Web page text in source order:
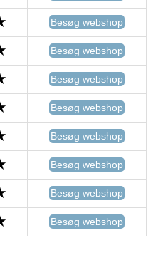
Besøg webshop
Besøg webshop
Besøg webshop
Besøg webshop
Besøg webshop
Besøg webshop
Besøg webshop
Besøg webshop